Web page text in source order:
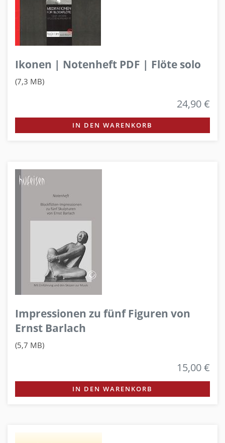
Ikonen | Notenheft PDF | Flöte solo
(7,3 MB)
24,90 €
IN DEN WARENKORB
Impressionen zu fünf Figuren von
Ernst Barlach
(5,7 MB)
15,00 €
IN DEN WARENKORB